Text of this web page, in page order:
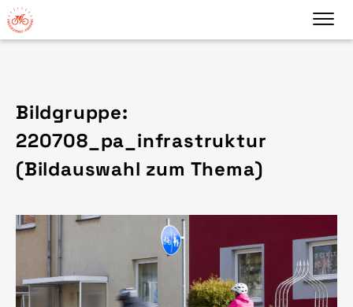
Bildgruppe:
220708_pa_infrastruktur
(Bildauswahl zum Thema)